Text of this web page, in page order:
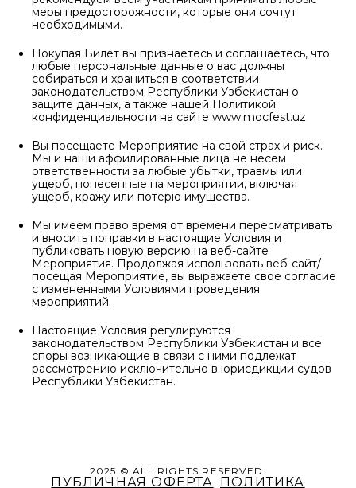
меры предосторожности, которые они сочтут
необходимыми.
Покупая Билет вы признаетесь и соглашаетесь, что
любые персональные данные о вас должны
собираться и храниться в соответствии
законодательством Республики Узбекистан о
защите данных, а также нашей Политикой
конфиденциальности на сайте www.mocfest.uz
Вы посещаете Мероприятие на свой страх и риск.
Мы и наши аффилированные лица не несем
ответственности за любые убытки, травмы или
ущерб, понесенные на мероприятии, включая
ущерб, кражу или потерю имущества.
Мы имеем право время от времени пересматривать
и вносить поправки в настоящие Условия и
публиковать новую версию на веб-сайте
Мероприятия. Продолжая использовать веб-сайт/
посещая Мероприятие, вы выражаете свое согласие
с измененными Условиями проведения
мероприятий.
Настоящие Условия регулируются
законодательством Республики Узбекистан и все
споры возникающие в связи с ними подлежат
рассмотрению исключительно в юрисдикции судов
Республики Узбекистан.
2025 © ALL RIGHTS RESERVED.
ПУБЛИЧНАЯ ОФЕРТА, ПОЛИТИКА